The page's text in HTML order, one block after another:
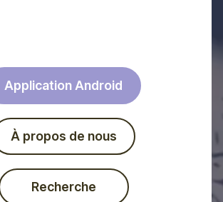
Application Android
À propos de nous
Recherche